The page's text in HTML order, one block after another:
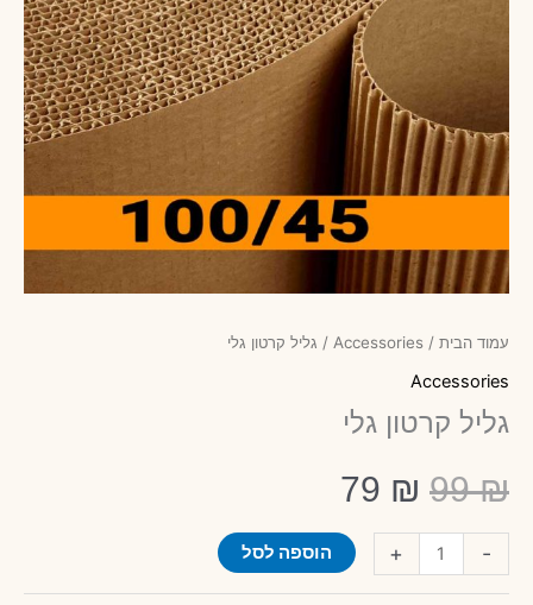
עמוד הבית /
Accessories / גליל קרטון גלי
Accessories
גליל קרטון גלי
99₪
המחיר
המקורי
79 ₪
הנוכחי
-
של
+ הוספה לסל